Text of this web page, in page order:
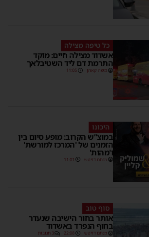
כל טיפה מצילה
אשדוד מצילה חיים: מוקד
התרמת דם ליד השטיבלאך
משה קאהן 11:05
היכונו
במוצ”ש הקרוב: מופע סיום בין
הזמנים של 'המרכז למורשת'
ו'מהות'
מנחם דויטש 11:01
סוף טוב
אותר בחור הישיבה שנעדר
בחוף הנפרד באשדוד
מנחם דויטש 22:08 3 תגובות